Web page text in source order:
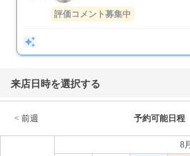
評価コメント募集中
来店日時を選択する
< 前週 予約可能日程
8